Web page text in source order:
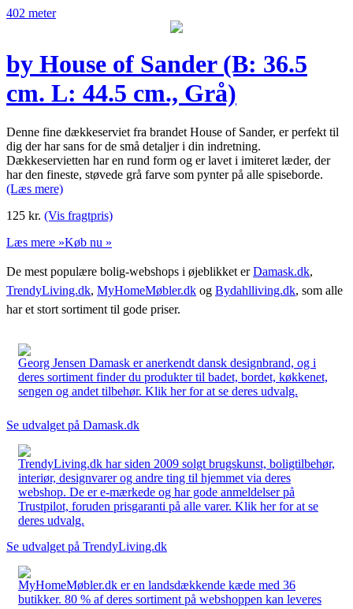
402 meter
by House of Sander (B: 36.5
cm. L: 44.5 cm., Grå)
Denne fine dækkeserviet fra brandet House of Sander, er perfekt til
dig der har sans for de små detaljer i din indretning.
Dækkeservietten har en rund form og er lavet i imiteret læder, der
har den fineste, støvede grå farve som pynter på alle spiseborde.
(Læs mere)
125 kr. (Vis fragtpris)
Læs mere »Køb nu »
De mest populære bolig-webshops i øjeblikket erDamask.dk,
TrendyLiving.dk, MyHomeMøbler.dk og Bydahlliving.dk, som alle
har et stort sortiment til gode priser.
Georg Jensen Damask er anerkendt dansk designbrand, og i
deres sortiment finder du produkter til badet, bordet, køkkenet,
sengen og andet tilbehør. Klik her for at se deres udvalg.
Se udvalget på Damask.dk
TrendyLiving.dk har siden 2009 solgt brugskunst, boligtilbehør,
interiør, designvarer og andre ting til hjemmet via deres
webshop. De er e-mærkede og har gode anmeldelser på
Trustpilot, foruden prisgaranti på alle varer. Klik her for at se
deres udvalg.
Se udvalget på TrendyLiving.dk
MyHomeMøbler.dk er en landsdækkende kæde med 36
butikker. 80 % af deres sortiment på webshoppen kan leveres